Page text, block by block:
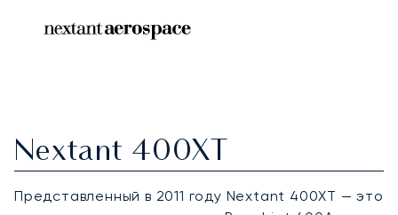
Nextant 400XT
Представленный в 2011 году Nextant 400XT — это